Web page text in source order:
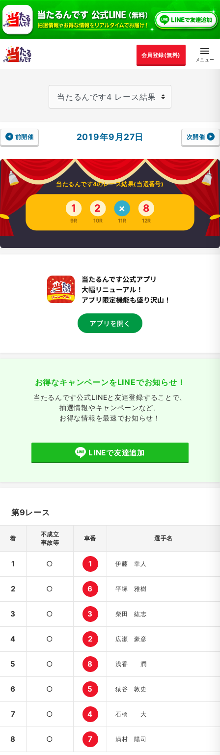
会員登録(無料)
前開催 2019年9月27日 次開催
当たるんです4のレース結果(当選番号)
1
9R
2
10R 11R
8
12R
お得なキャンペーンをLINEでお知らせ！
当たるんです公式LINEと友達登録することで、
抽選情報やキャンペーンなど、
お得な情報を最速でお知らせ！
LINEで友達追加
第9レース
着
不成立
事故等
車番 選手名
1 ○ 1 伊藤 幸人
2 ○ 6 平塚 雅樹
3 ○ 3 柴田 紘志
4 ○ 2 広瀬 豪彦
5 ○ 8 浅香 潤
6 ○ 5 猿谷 敦史
7 ○ 4 石橋 大
8 ○ 7 満村 陽司